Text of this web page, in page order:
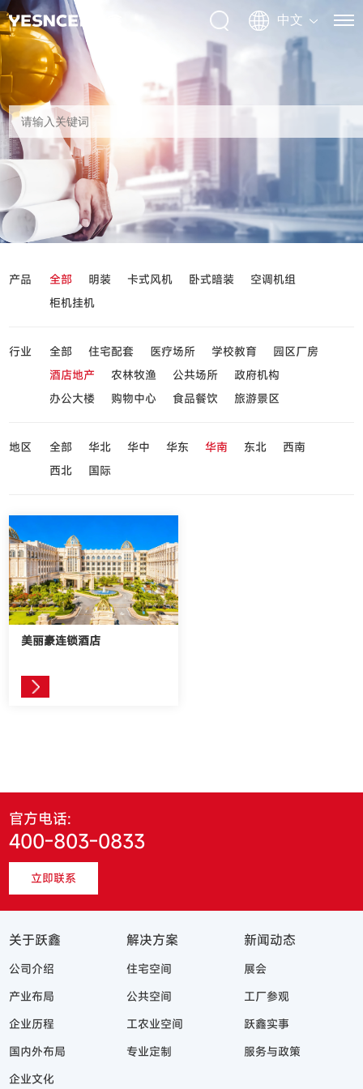
产品 全部 明装 卡式风机 卧式暗装
空调机组
柜机挂机
行业 全部 住宅配套 医疗场所 学校教育
园区厂房
酒店地产
农林牧渔 公共场所
政府机构
办公大楼
购物中心 食品餐饮 旅游景区
地区 全部 华北 华中 华东 华南 东北
西南
西北
国际
美丽豪连锁酒店
官方电话:
400-803-0833
立即联系
关于跃鑫
公司介绍
产业布局
企业历程
国内外布局
企业文化
解决方案
住宅空间
公共空间
工农业空间
专业定制
新闻动态
展会
工厂参观
跃鑫实事
服务与政策